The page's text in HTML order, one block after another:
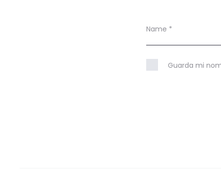
Name *
Guarda mi